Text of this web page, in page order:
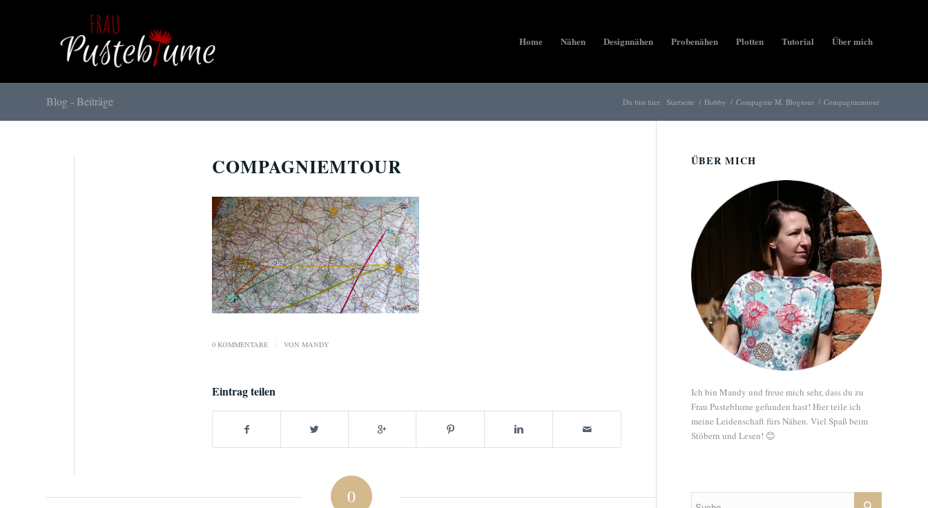
Home Nähen Designnähen Probenähen Plotten Tutorial Über mich
Blog - Beiträge Du bist hier: Startseite / Hobby / Compagnie M. Blogtour / Compagniemtour
COMPAGNIEMTOUR
0 KOMMENTARE / VON MANDY
Eintrag teilen
0
ÜBER MICH
Ich bin Mandy und freue mich sehr, dass du zu
Frau Pusteblume gefunden hast! Hier teile ich
meine Leidenschaft fürs Nähen. Viel Spaß beim
Stöbern und Lesen! 😊